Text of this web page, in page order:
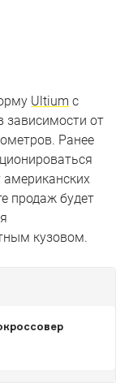
Ultium с
зависимости от
Ранее
продаж будет
кузовом.